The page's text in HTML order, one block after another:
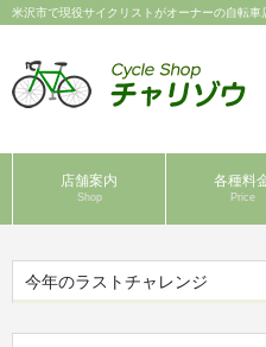
米沢市で現役サイクリストがオーナーの自転車
店舗案内
Shop
各種料
Price
今年のラストチャレンジ